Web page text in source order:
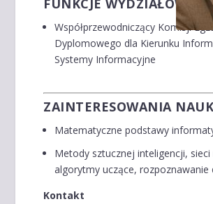
FUNKCJE WYDZIAŁOWE
Współprzewodniczący Komisji
Dyplomowego dla Kierunku
Systemy Informacyjne
ZAINTERESOWANIA
Matematyczne podstawy
Metody sztucznej inteligencji,
algorytmy uczące, rozpoznawanie
Kontakt